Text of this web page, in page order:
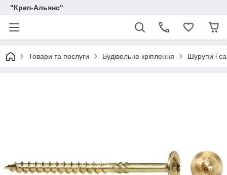
"Креп-Альянс"
Товари та послуги Будівельне кріплення Шурупи і